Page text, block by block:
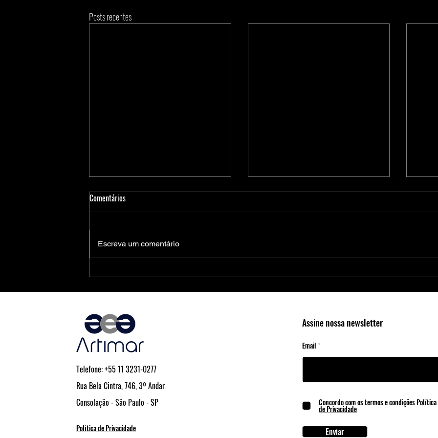
Posts recentes
Medidores Inteligentes de Energia:
Comerciais e Industriais
Proteja Aplicações Críticas com os
Comentários
Escreva um comentário
Telefone: +55 11 3231-0277
Rua Bela Cintra, 746, 3º Andar
Consolação - São Paulo - SP
Política de Privacidade
Assine nossa newsletter
Email
Concordo com os termos e condiçõesPolítica
de Privacidade
Enviar